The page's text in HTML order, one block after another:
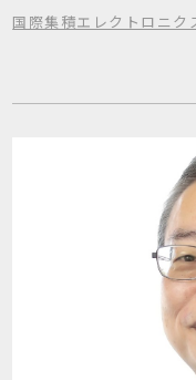
国際集積エレクトロニ